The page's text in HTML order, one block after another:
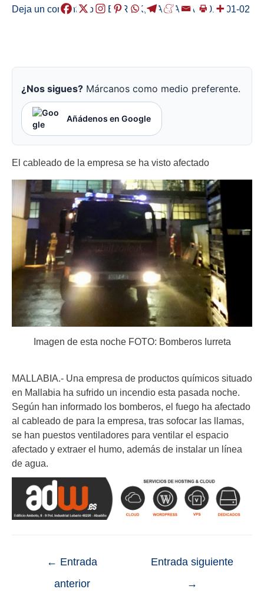
Deja un comentario /HERRIAK,MALLABIA/2019-01-02
¿Nos sigues? Márcanos como medio preferente.
Añádenos en Google
El cableado de la empresa se ha visto afectado
Imagen de esta noche FOTO: Bomberos Iurreta
MALLABIA.- Una empresa de productos químicos situado
en Mallabia ha sufrido un incendio esta pasada noche.
Según han informado los bomberos, el fuego ha afectado
al cableado de para la empresa, tras sofocar las llamas,
se han puestos ventiladores para ventilar el espacio
afectado y extraer el humo, además de instalar un línea
de agua.
← Entrada
anterior
Entrada siguiente
→